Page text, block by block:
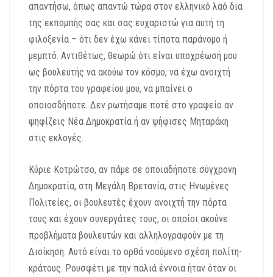
απαντήσω, όπως απαντώ τώρα στον ελληνικό λαό δια
της εκπομπής σας και σας ευχαριστώ για αυτή τη
φιλοξενία – ότι δεν έχω κάνει τίποτα παράνομο ή
μεμπτό. Αντιθέτως, θεωρώ ότι είναι υποχρέωσή μου
ως βουλευτής να ακούω τον κόσμο, να έχω ανοιχτή
την πόρτα του γραφείου μου, να μπαίνει ο
οποιοσδήποτε. Δεν ρωτήσαμε ποτέ στο γραφείο αν
ψηφίζεις Νέα Δημοκρατία ή αν ψήφισες Μηταράκη
στις εκλογές.
Κύριε Κοτρώτσο, αν πάμε σε οποιαδήποτε σύγχρονη
Δημοκρατία, στη Μεγάλη Βρετανία, στις Ηνωμένες
Πολιτείες, οι βουλευτές έχουν ανοιχτή την πόρτα
τους και έχουν συνεργάτες τους, οι οποίοι ακούνε
προβλήματα βουλευτών και αλληλογραφούν με τη
Διοίκηση. Αυτό είναι το ορθά νοούμενο σχέση πολίτη-
κράτους. Ρουσφέτι με την παλιά έννοια ήταν όταν οι